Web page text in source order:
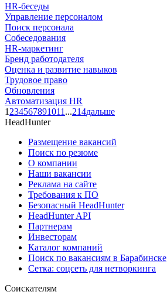
HR-беседы
Управление персоналом
Поиск персонала
Собеседования
HR-маркетинг
Бренд работодателя
Оценка и развитие навыков
Трудовое право
Обновления
Автоматизация HR
1 234567891011 ...214дальше
HeadHunter
Размещение вакансий
Поиск по резюме
О компании
Наши вакансии
Реклама на сайте
Требования к ПО
Безопасный HeadHunter
HeadHunter API
Партнерам
Инвесторам
Каталог компаний
Поиск по вакансиям в Барабинске
Сетка: соцсеть для нетворкинга
Соискателям